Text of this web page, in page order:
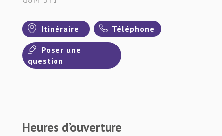
Itinéraire Téléphone
Poser une
question
Heures d’ouverture